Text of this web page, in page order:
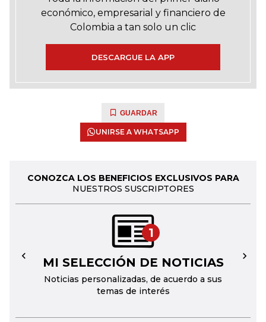
económico, empresarial y financiero de
Colombia a tan solo un clic
DESCARGUE LA APP
GUARDAR
UNIRSE A WHATSAPP
CONOZCA LOS BENEFICIOS EXCLUSIVOS PARA
NUESTROS SUSCRIPTORES
1
MI SELECCIÓN DE NOTICIAS
Noticias personalizadas, de acuerdo a sus
temas de interés
← →